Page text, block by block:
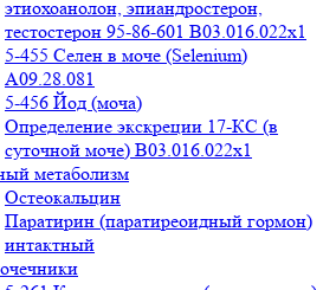
этиохоанолон, эпиандростерон,
тестостерон 95-86-601 B03.016.022x1
5-455 Селен в моче (Selenium)
A09.28.081
5-456 Йод (моча)
Определение экскреции 17-КС (в
суточной моче) B03.016.022x1
метаболизм
Остеокальцин
Паратирин (паратиреоидный гормон)
интактный